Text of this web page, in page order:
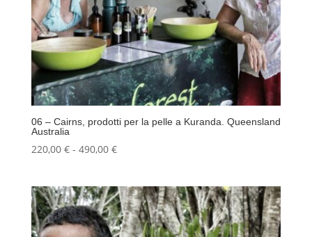
06 – Cairns, prodotti per la pelle a Kuranda. Queensland
Australia
220,00 € - 490,00 €Fascia
da
220,00 €
a